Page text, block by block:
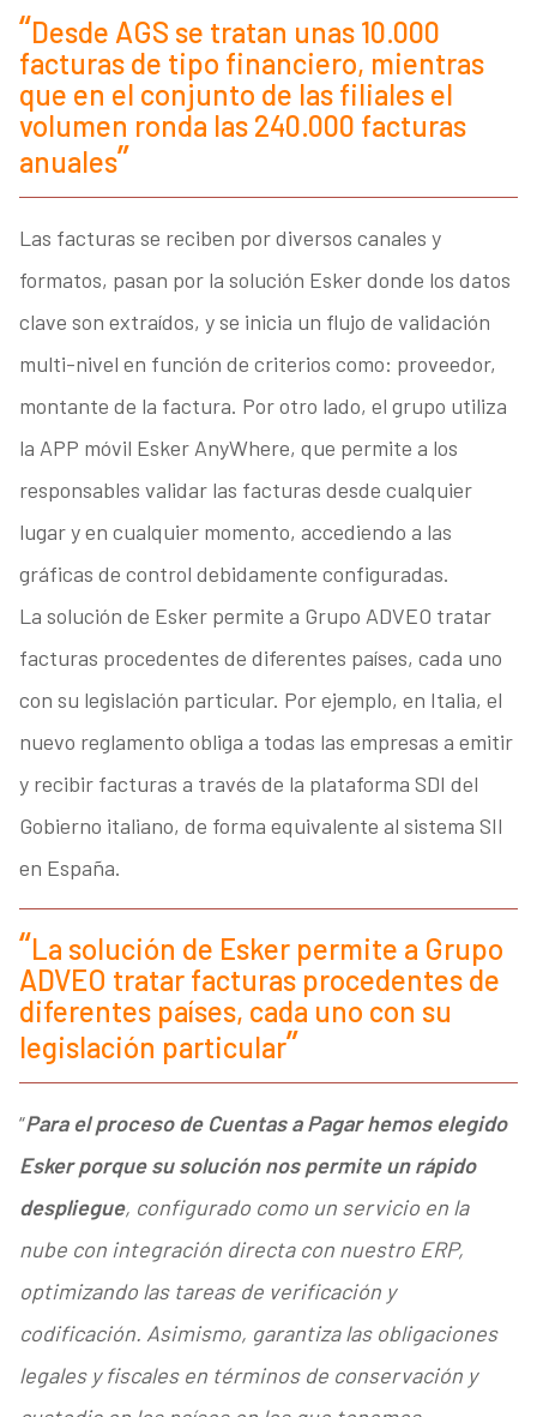
Desde AGS se tratan unas 10.000
facturas de tipo financiero, mientras
que en el conjunto de las filiales el
volumen ronda las 240.000 facturas
anuales
Las facturas se reciben por diversos canales y
formatos, pasan por la solución Esker donde los datos
clave son extraídos, y se inicia un flujo de validación
multi-nivel en función de criterios como: proveedor,
montante de la factura. Por otro lado, el grupo utiliza
la APP móvil Esker AnyWhere, que permite a los
responsables validar las facturas desde cualquier
lugar y en cualquier momento, accediendo a las
gráficas de control debidamente configuradas.
La solución de Esker permite a Grupo ADVEO tratar
facturas procedentes de diferentes países, cada uno
con su legislación particular. Por ejemplo, en Italia, el
nuevo reglamento obliga a todas las empresas a emitir
y recibir facturas a través de la plataforma SDI del
Gobierno italiano, de forma equivalente al sistema SII
en España.
La solución de Esker permite a Grupo
ADVEO tratar facturas procedentes de
diferentes países, cada uno con su
legislación particular
“Para el proceso de Cuentas a Pagar hemos elegido
Esker porque su solución nos permite un rápido
despliegue, configurado como un servicio en la
nube con integración directa con nuestro ERP,
optimizando las tareas de verificación y
codificación. Asimismo, garantiza las obligaciones
legales y fiscales en términos de conservación y